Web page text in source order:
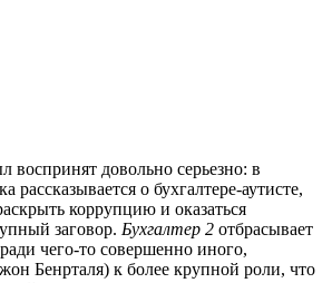
воспринят довольно серьезно: в
рассказывается о бухгалтере-аутисте,
коррупцию и оказаться
заговор. Бухгалтер 2 отбрасывает
чего-то совершенно иного,
Бенрталя) к более крупной роли, что